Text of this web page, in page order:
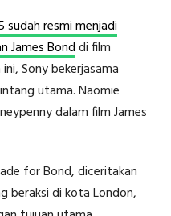
sudah resmi menjadi
James Bonddi film
Sony bekerjasama
utama. Naomie
dalam film James
for Bond, diceritakan
beraksi di kota London,